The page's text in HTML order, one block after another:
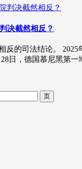
决截然相反？
的司法结论。
日，德国慕尼黑第